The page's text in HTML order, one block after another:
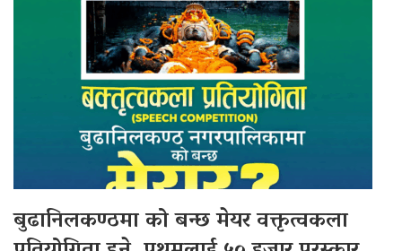
बुढानिलकण्ठमा को बन्छ मेयर वक्तृत्वकला